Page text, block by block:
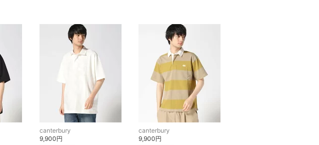
canterbury
9,900円
canterbury
9,900円